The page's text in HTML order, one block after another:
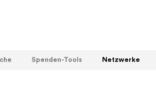
Spenden-Tools Netzwerke